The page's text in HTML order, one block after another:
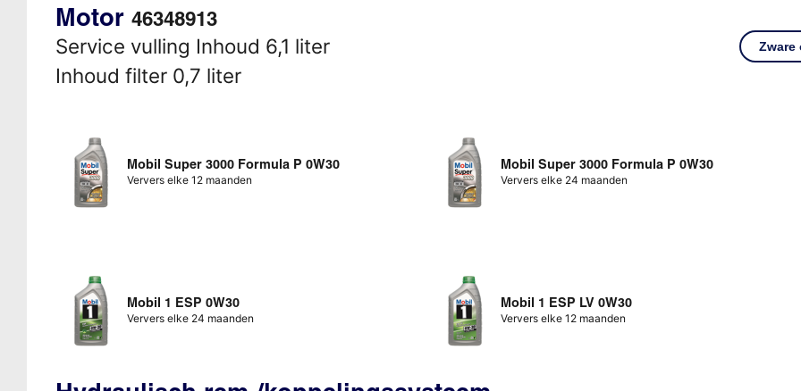
Motor 46348913
Service vulling Inhoud 6,1 liter
Inhoud filter 0,7 liter
Zware
Mobil Super 3000 Formula P 0W30
Ververs elke 12 maanden
Mobil Super 3000 Formula P 0W30
Ververs elke 24 maanden
Mobil 1 ESP 0W30
Ververs elke 24 maanden
Mobil 1 ESP LV 0W30
Ververs elke 12 maanden